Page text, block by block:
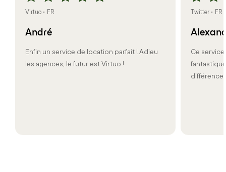
Virtuo • FR
André
Enfin un service de location parfait ! Adieu
les agences, le futur est Virtuo !
Twitter • FR
Ce
différence